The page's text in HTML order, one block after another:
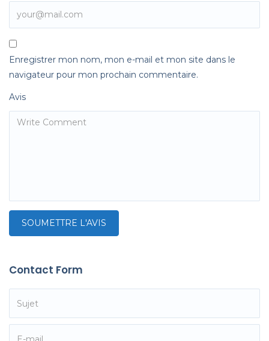
Enregistrer mon nom, mon e-mail et mon site dans le
navigateur pour mon prochain commentaire.
Avis
Contact Form